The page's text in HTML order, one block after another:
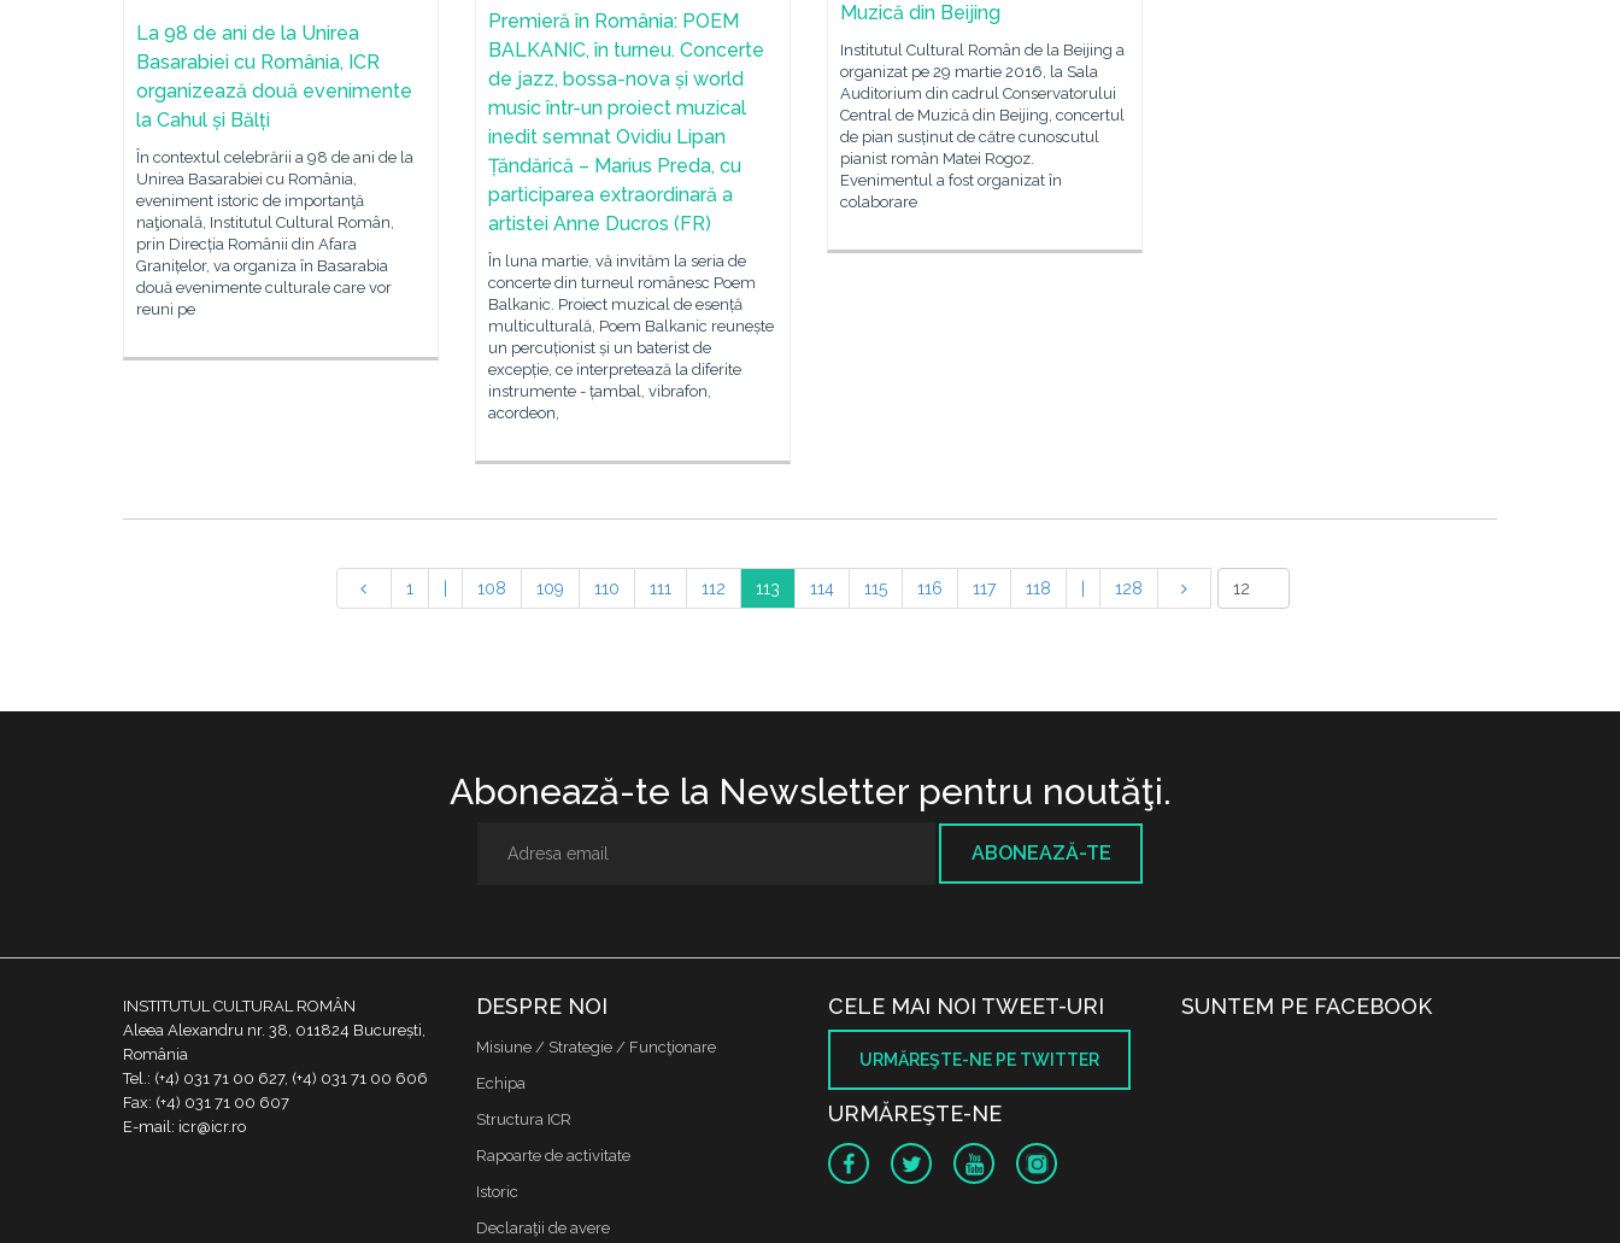
Muzică din Beijing
Institutul Cultural Român de la Beijing a
organizat pe 29 martie 2016, la Sala
Auditorium din cadrul Conservatorului
Central de Muzică din Beijing, concertul
de pian susținut de către cunoscutul
pianist român Matei Rogoz.
Evenimentul a fost organizat în
colaborare
Premieră în România: POEM
BALKANIC, în turneu. Concerte
de jazz, bossa-nova și world
music într-un proiect muzical
inedit semnat Ovidiu Lipan
Țăndărică – Marius Preda, cu
participarea extraordinară a
artistei Anne Ducros (FR)
În luna martie, vă invităm la seria de
concerte din turneul românesc Poem
Balkanic. Proiect muzical de esență
multiculturală, Poem Balkanic reunește
un percuționist și un baterist de
excepție, ce interpretează la diferite
instrumente - țambal, vibrafon,
acordeon,
La 98 de ani de la Unirea
Basarabiei cu România, ICR
organizează două evenimente
la Cahul și Bălți
În contextul celebrării a 98 de ani de la
Unirea Basarabiei cu România,
eveniment istoric de importanţă
naţională, Institutul Cultural Român,
prin Direcția Românii din Afara
Granițelor, va organiza în Basarabia
două evenimente culturale care vor
reuni pe
1 108 109 110 111 112 113 114 115 116 117 118 128
Abonează-te la Newsletter pentru noutăţi.
ABONEAZĂ-TE
INSTITUTUL CULTURAL ROMÂN
Aleea Alexandru nr. 38, 011824 București,
România
Tel.: (+4) 031 71 00 627, (+4) 031 71 00 606
Fax: (+4) 031 71 00 607
E-mail: icr@icr.ro
DESPRE NOI
Misiune / Strategie / Funcţionare
Echipa
Structura ICR
Rapoarte de activitate
Istoric
Declaraţii de avere
CELE MAI NOI TWEET-URI
URMĂREŞTE-NE PE TWITTER
URMĂREŞTE-NE
SUNTEM PE FACEBOOK